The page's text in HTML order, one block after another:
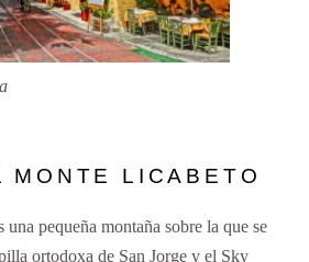
MONTE LICABETO
pequeña montaña sobre la que se
ortodoxa de San Jorge y el Sky